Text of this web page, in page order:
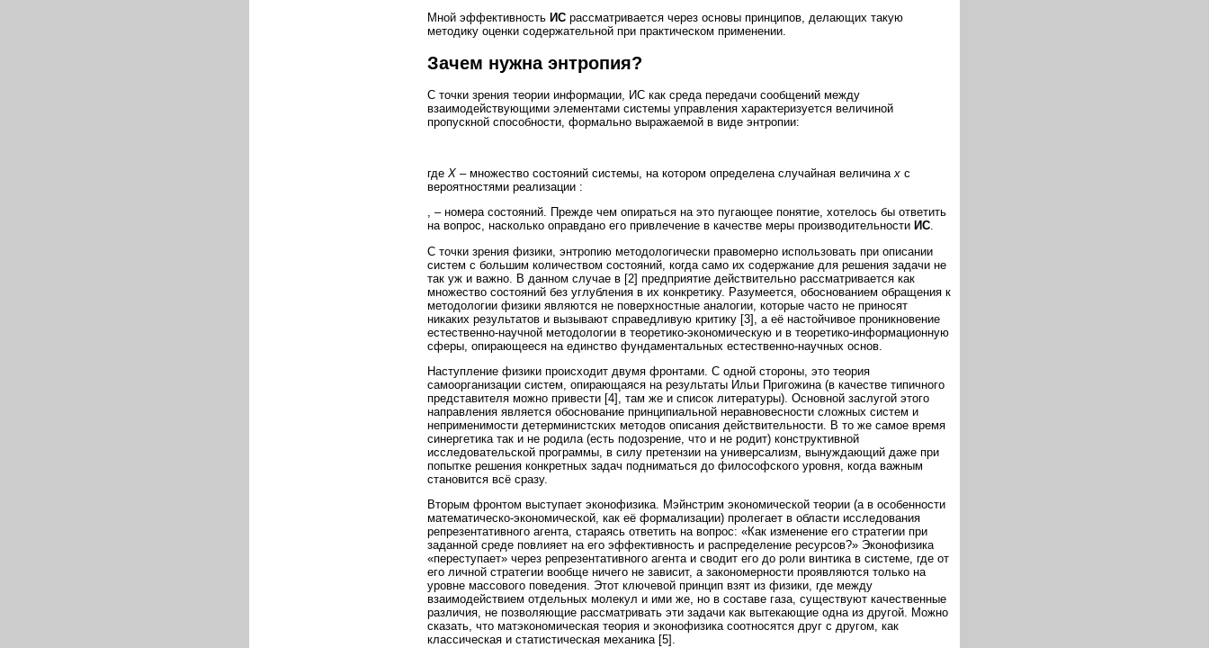
Мной эффективность ИС рассматривается через основы принципов, делающих такую
методику оценки содержательной при практическом применении.
Зачем нужна энтропия?
С точки зрения теории информации, ИС как среда передачи сообщений между
взаимодействующими элементами системы управления характеризуется величиной
пропускной способности, формально выражаемой в виде энтропии:
где X – множество состояний системы, на котором определена случайная величинаx с
вероятностями реализации :
, – номера состояний. Прежде чем опираться на это пугающее понятие, хотелось бы ответить
на вопрос, насколько оправдано его привлечение в качестве меры производительности ИС.
С точки зрения физики, энтропию методологически правомерно использовать при описании
систем с большим количеством состояний, когда само их содержание для решения задачи не
так уж и важно. В данном случае в [2] предприятие действительно рассматривается как
множество состояний без углубления в их конкретику. Разумеется, обоснованием обращения к
методологии физики являются не поверхностные аналогии, которые часто не приносят
никаких результатов и вызывают справедливую критику [3], а её настойчивое проникновение
естественно-научной методологии в теоретико-экономическую и в теоретико-информационную
сферы, опирающееся на единство фундаментальных естественно-научных основ.
Наступление физики происходит двумя фронтами. С одной стороны, это теория
самоорганизации систем, опирающаяся на результаты Ильи Пригожина (в качестве типичного
представителя можно привести [4], там же и список литературы). Основной заслугой этого
направления является обоснование принципиальной неравновесности сложных систем и
неприменимости детерминистских методов описания действительности. В то же самое время
синергетика так и не родила (есть подозрение, что и не родит) конструктивной
исследовательской программы, в силу претензии на универсализм, вынуждающий даже при
попытке решения конкретных задач подниматься до философского уровня, когда важным
становится всё сразу.
Вторым фронтом выступает эконофизика. Мэйнстрим экономической теории (а в особенности
математическо-экономической, как её формализации) пролегает в области исследования
репрезентативного агента, стараясь ответить на вопрос: «Как изменение его стратегии при
заданной среде повлияет на его эффективность и распределение ресурсов?» Эконофизика
«переступает» через репрезентативного агента и сводит его до роли винтика в системе, где от
его личной стратегии вообще ничего не зависит, а закономерности проявляются только на
уровне массового поведения. Этот ключевой принцип взят из физики, где между
взаимодействием отдельных молекул и ими же, но в составе газа, существуют качественные
различия, не позволяющие рассматривать эти задачи как вытекающие одна из другой. Можно
сказать, что матэкономическая теория и эконофизика соотносятся друг с другом, как
классическая и статистическая механика [5].